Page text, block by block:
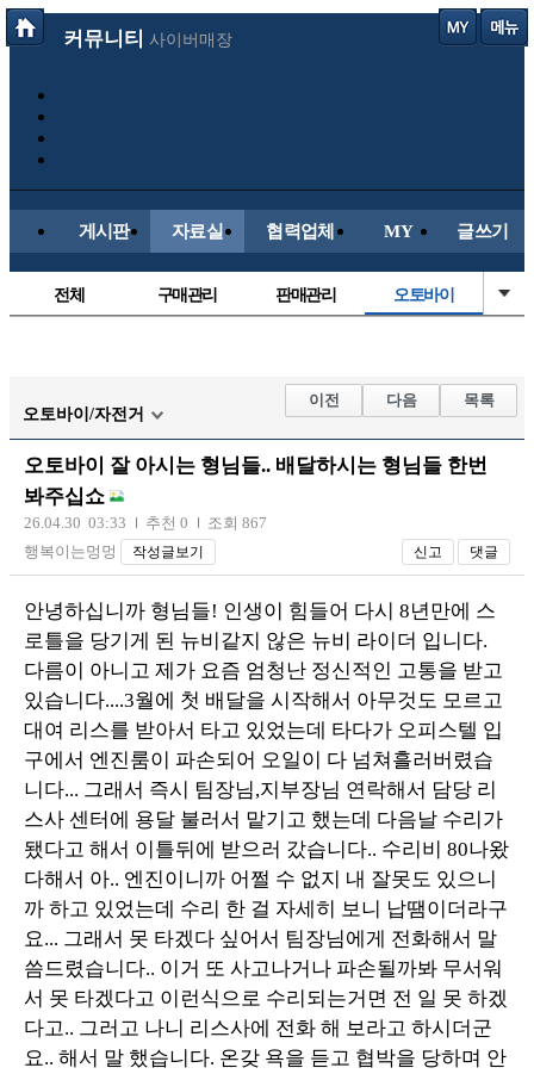
커뮤니티 사이버매장
게시판 자료실 협력업체 MY 글쓰기
전체 구매관리 판매관리 오토바이
유머게시판 교통사고
국산차
자동차사진 후방주의방 레이싱모델 자유사진
군사/무기
장착시공사진
오토바이/자전거
이전 다음 목록
오토바이 잘 아시는 형님들.. 배달하시는 형님들 한번
봐주십쇼
26.04.30 03:33 추천 0
조회 867
행복이는멍멍
작성글보기 신고 댓글
안녕하십니까 형님들! 인생이 힘들어 다시 8년만에 스
로틀을 당기게 된 뉴비같지 않은 뉴비 라이더 입니다.
다름이 아니고 제가 요즘 엄청난 정신적인 고통을 받고
있습니다....3월에 첫 배달을 시작해서 아무것도 모르고
대여 리스를 받아서 타고 있었는데 타다가 오피스텔 입
구에서 엔진룸이 파손되어 오일이 다 넘쳐흘러버렸습
니다... 그래서 즉시 팀장님,지부장님 연락해서 담당 리
스사 센터에 용달 불러서 맡기고 했는데 다음날 수리가
됐다고 해서 이틀뒤에 받으러 갔습니다.. 수리비 80나왔
다해서 아.. 엔진이니까 어쩔 수 없지 내 잘못도 있으니
까 하고 있었는데 수리 한 걸 자세히 보니 납땜이더라구
요... 그래서 못 타겠다 싶어서 팀장님에게 전화해서 말
씀드렸습니다.. 이거 또 사고나거나 파손될까봐 무서워
서 못 타겠다고 이런식으로 수리되는거면 전 일 못 하겠
다고.. 그러고 나니 리스사에 전화 해 보라고 하시더군
요.. 해서 말 했습니다. 온갖 욕을 듣고 협박을 당하며 안